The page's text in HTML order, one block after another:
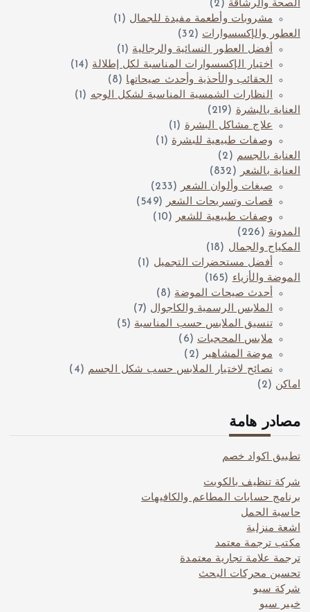
الصحة والرشاقة (2)
مشروبات وأطعمة مفيدة للجمال (1)
العطور والإكسسوارات (32)
أفضل العطور النسائية والرجالية (1)
اختيار الإكسسوارات المناسبة لكل إطلالة (14)
الحقائب والأحذية وأحدث صيحاتها (8)
النظارات الشمسية المناسبة لشكل الوجه (1)
العناية بالبشرة (219)
علاج مشاكل البشرة (1)
وصفات طبيعية للبشرة (1)
العناية بالجسم (2)
العناية بالشعر
(832)
صبغات وألوان الشعر
(233)
قصات وتسريحات الشعر
(549)
وصفات طبيعية للشعر
(10)
المدونة (226)
المكياج والجمال (18)
أفضل مستحضرات التجميل (1)
الموضة والأزياء (165)
أحدث صيحات الموضة (8)
الملابس الرسمية والكاجوال (7)
تنسيق الملابس حسب المناسبة (5)
ملابس المحجبات (6)
موضة المشاهير
(2)
نصائح لاختيار الملابس حسب شكل الجسم (4)
اماكن (2)
مصادر هامة
تطبيق اكواد خصم
شركة تنظيف بالكويت
برنامج حسابات المطاعم والكافيهات
حاسبة الحمل
اشعة منزلية
مكتب ترجمة معتمد
ترجمة علامة تجارية معتمدة
تحسين محركات البحث
شركة سيو
خبير سيو